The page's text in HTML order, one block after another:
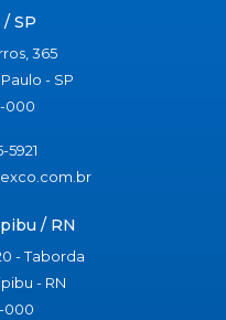
SP
365
- SP
000
5921
/ RN
- Taborda
- RN
000